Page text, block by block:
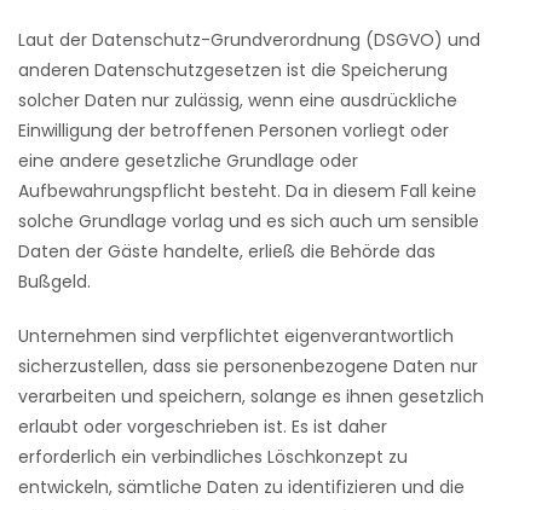
Laut der Datenschutz-Grundverordnung (DSGVO) und
anderen Datenschutzgesetzen ist die Speicherung
solcher Daten nur zulässig, wenn eine ausdrückliche
Einwilligung der betroffenen Personen vorliegt oder
eine andere gesetzliche Grundlage oder
Aufbewahrungspflicht besteht. Da in diesem Fall keine
solche Grundlage vorlag und es sich auch um sensible
Daten der Gäste handelte, erließ die Behörde das
Bußgeld.
Unternehmen sind verpflichtet eigenverantwortlich
sicherzustellen, dass sie personenbezogene Daten nur
verarbeiten und speichern, solange es ihnen gesetzlich
erlaubt oder vorgeschrieben ist. Es ist daher
erforderlich ein verbindliches Löschkonzept zu
entwickeln, sämtliche Daten zu identifizieren und die